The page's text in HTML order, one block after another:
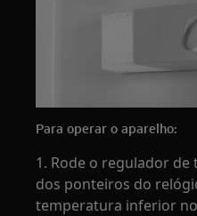
Para operar o aparelho:
1. Rode o regulador
dos ponteiros do
temperatura inferior